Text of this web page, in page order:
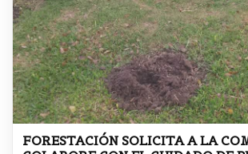
FORESTACIÓN SOLICITA A LA